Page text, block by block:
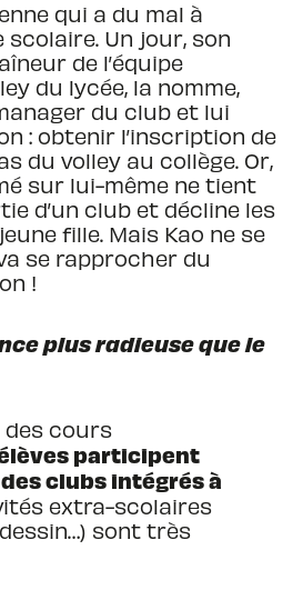
qui a du mal à
Un jour, son
de l’équipe
du lycée, la nomme,
du club et lui
: obtenir l’inscription de
du volley au collège. Or,
sur lui-même ne tient
d’un club et décline les
fille. Mais Kao ne se
se rapprocher du
!
plus radieuse que le
des cours
participent
clubs intégrés à
extra-scolaires
sont très